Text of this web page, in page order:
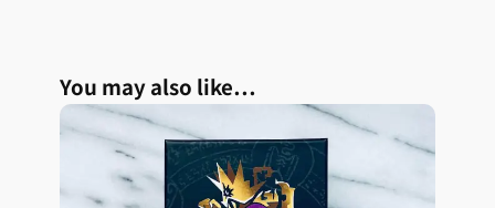
You may also like…